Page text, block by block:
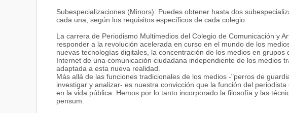
Subespecializaciones (Minors): Puedes obtener hasta dos
cada una, según los requisitos específicos de cada colegio.
La carrera de Periodismo Multimedios del Colegio de Comunicación y
responder a la revolución acelerada en curso en el mundo de los
nuevas tecnologías digitales, la concentración de los medios en
Internet de una comunicación ciudadana independiente de los medios
adaptada a esta nueva realidad.
Más allá de las funciones tradicionales de los medios -"perros de
investigar y analizar- es nuestra convicción que la función del
en la vida pública. Hemos por lo tanto incorporado la filosofía y las
pensum.